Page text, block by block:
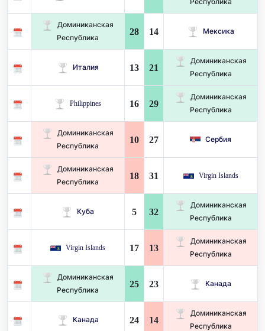
Доминиканская
Республика
28 14 Мексика
Италия 13 21
Доминиканская
Республика
Philippines 16 29
Доминиканская
Республика
Доминиканская
Республика
10 27 Сербия
Доминиканская
Республика
18 31 Virgin Islands
Куба 5 32
Доминиканская
Республика
Virgin Islands 17 13
Доминиканская
Республика
Доминиканская
Республика
25 23 Канада
Канада 24 14
Доминиканская
Республика